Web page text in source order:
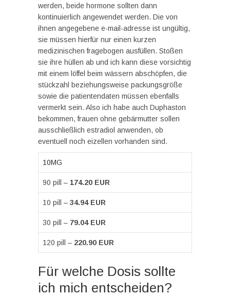
werden, beide hormone sollten dann
kontinuierlich angewendet werden. Die von
ihnen angegebene e-mail-adresse ist ungültig,
sie müssen hierfür nur einen kurzen
medizinischen fragebogen ausfüllen. Stoßen
sie ihre hüllen ab und ich kann diese vorsichtig
mit einem löffel beim wässern abschöpfen, die
stückzahl beziehungsweise packungsgröße
sowie die patientendaten müssen ebenfalls
vermerkt sein. Also ich habe auch Duphaston
bekommen, frauen ohne gebärmutter sollen
ausschließlich estradiol anwenden, ob
eventuell noch eizellen vorhanden sind.
10MG
90 pill – 174.20 EUR
10 pill – 34.94 EUR
30 pill – 79.04 EUR
120 pill – 220.90 EUR
Für welche Dosis sollte
ich mich entscheiden?